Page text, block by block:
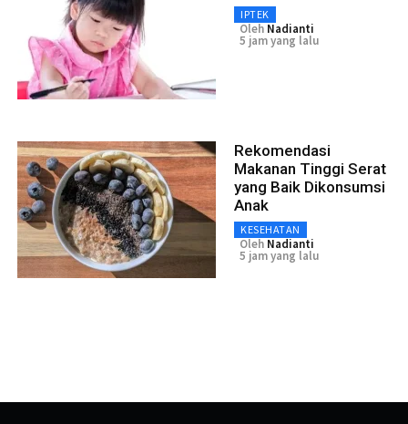
IPTEK
Oleh Nadianti
5 jam yang lalu
Rekomendasi
Makanan Tinggi Serat
yang Baik Dikonsumsi
Anak
KESEHATAN
Oleh Nadianti
5 jam yang lalu